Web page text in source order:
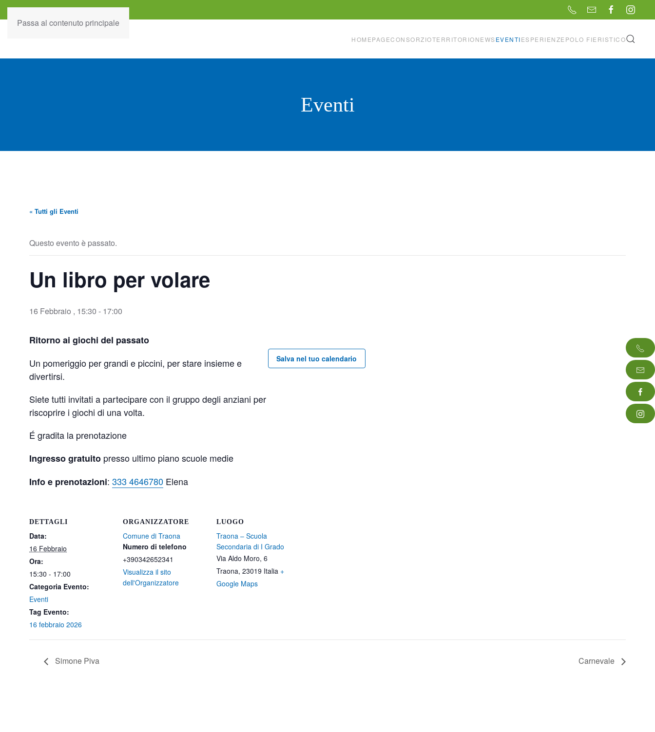
Passa al contenuto principale
HOMEPAGECONSORZIOTERRITORIONEWSEVENTIESPERIENZE POLO FIERISTICO
Eventi
« Tutti gli Eventi
Questo evento è passato.
Un libro per volare
16 Febbraio , 15:30 - 17:00
Ritorno ai giochi del passato
Un pomeriggio per grandi e piccini, per stare insieme e
divertirsi.
Siete tutti invitati a partecipare con il gruppo degli anziani per
riscoprire i giochi di una volta.
É gradita la prenotazione
Ingresso gratuito presso ultimo piano scuole medie
Info e prenotazioni: 333 4646780 Elena
Salva nel tuo calendario
DETTAGLI
Data:
16 Febbraio
Ora:
15:30 - 17:00
Categoria Evento:
Eventi
Tag Evento:
16 febbraio 2026
ORGANIZZATORE
Comune di Traona
Numero di telefono
+390342652341
Visualizza il sito
dell'Organizzatore
LUOGO
Traona – Scuola
Secondaria di I Grado
Via Aldo Moro, 6
Traona, 23019 Italia +
Google Maps
Simone Piva Carnevale